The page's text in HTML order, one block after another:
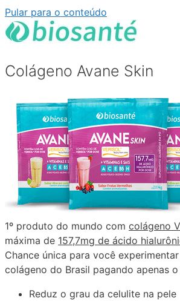
Pular para o conteúdo
Colágeno Avane Skin
1º produto do mundo com colágeno
máxima de 157,7mg de ácido
Chance única para você
colágeno do Brasil pagando apenas
Reduz o grau da celulite na pele